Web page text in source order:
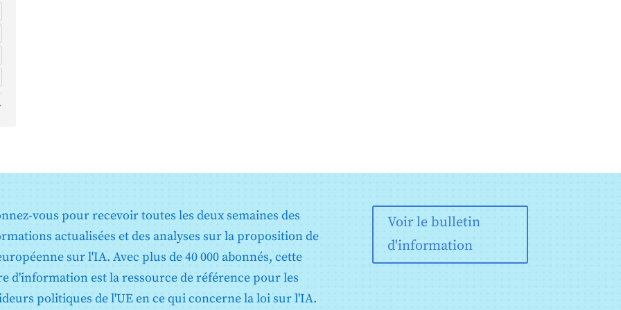
vous pour recevoir toutes les deux semaines des
actualisées et des analyses sur la proposition de
sur l'IA. Avec plus de 40 000 abonnés, cette
d'information est la ressource de référence pour les
politiques de l'UE en ce qui concerne la loi sur l'IA.
Voir le bulletin
d'information